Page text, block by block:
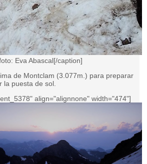
Eva Abascal[/caption]
de Montclam (3.077m.) para preparar
la puesta de sol.
align="alignnone" width="474"]